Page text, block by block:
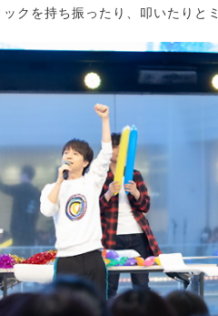
クを持ち振ったり、叩いたりと